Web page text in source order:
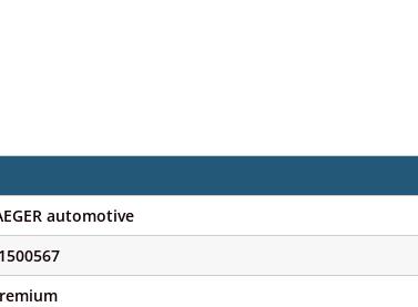
automotive